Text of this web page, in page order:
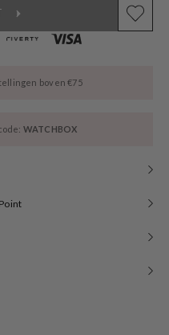
boven €75
WATCHBOX